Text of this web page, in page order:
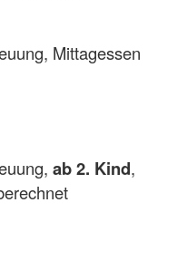
Mittagessen
ab 2. Kind,
berechnet